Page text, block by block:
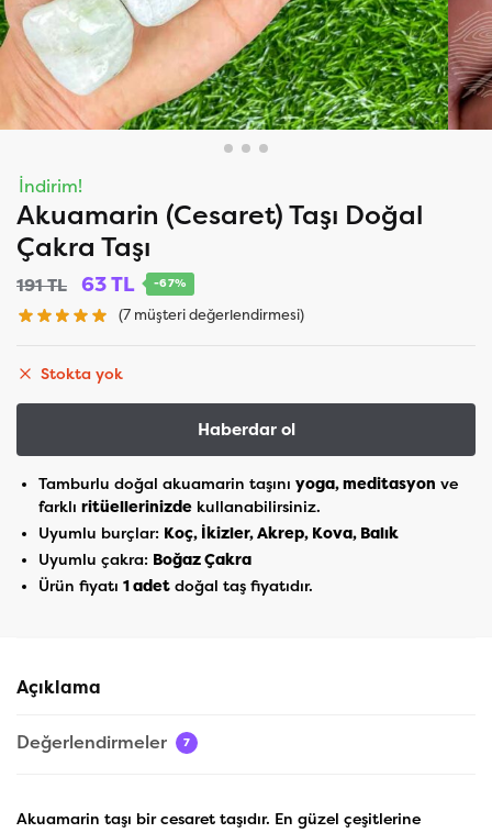
İndirim!
Akuamarin (Cesaret) Taşı Doğal
Çakra Taşı
191TL 63TL -67%
(7 müşteri değerlendirmesi)
Stokta yok
Tamburlu doğal akuamarin taşını yoga, meditasyon ve
farklı ritüellerinizde kullanabilirsiniz.
Uyumlu burçlar: Koç, İkizler, Akrep, Kova, Balık
Uyumlu çakra: Boğaz Çakra
Ürün fiyatı 1 adet doğal taş fiyatıdır.
Açıklama
Değerlendirmeler 7
Akuamarin taşı bir cesaret taşıdır. En güzel çeşitlerine